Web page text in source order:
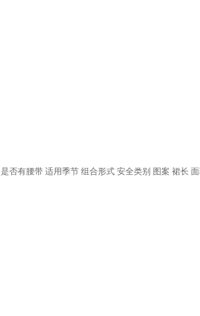
是否有腰带 适用季节 组合形式 安全类别 图案 裙长